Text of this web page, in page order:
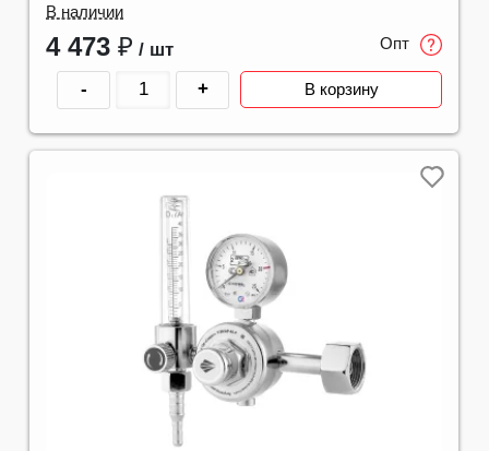
В наличии
4 473 ₽ / шт Опт
- + В корзину